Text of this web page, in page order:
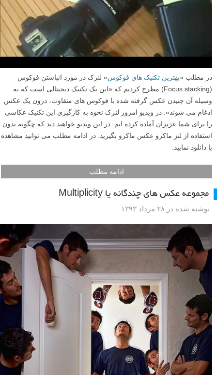
در مطلب «بهترین تکنیک های فوکوس» لنزک در مورد انباشتن فوکوس
(Focus stacking) مطرح کردیم که «این یک تکنیک دیجیتالی است که به
وسیله آن چنیدن عکس گرفته شده با فوکوس های متفاوت، درون یک عکس
ادغام می شوند». در ویدیو امروز لنزک نحوه به کارگیری این تکنیک عکاسی
را برای شما عزیزان آماده کرده ایم. در این ویدیو خواهید دید که چگونه بدون
استفاده از لنز ماکرو عکس ماکرو بگیرید. در ادامه مطلب می توانید مشاهده
یا دانلود نمایید.
ادامه مطلب
مجموعه عکس های چندگانه یا Multiplicity
نوشته شده در ۲۸ مرداد ۱۳۹۳